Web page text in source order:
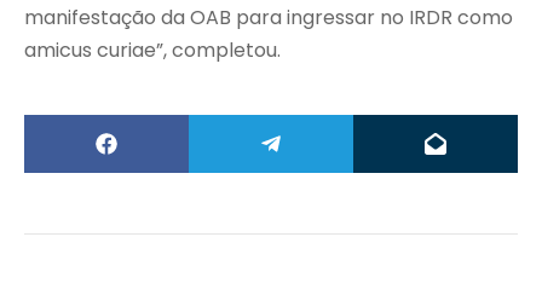
manifestação da OAB para ingressar no IRDR como
amicus curiae”, completou.